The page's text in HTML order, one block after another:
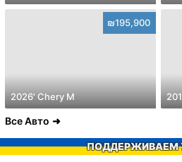
₪195,900
2026' Chery M
Все Авто
ПОДДЕРЖИВАЕМ